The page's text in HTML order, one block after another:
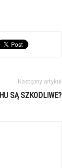
Następny artykuł
SĄ SZKODLIWE?